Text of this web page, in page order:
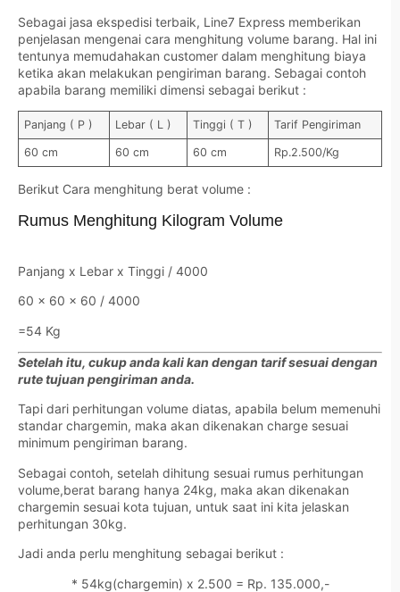
Sebagai jasa ekspedisi terbaik, Line7 Express memberikan
penjelasan mengenai cara menghitung volume barang. Hal ini
tentunya memudahakan customer dalam menghitung biaya
ketika akan melakukan pengiriman barang. Sebagai contoh
apabila barang memiliki dimensi sebagai berikut :
Panjang ( P ) Lebar ( L ) Tinggi ( T ) Tarif Pengiriman
60 cm 60 cm 60 cm Rp.2.500/Kg
Berikut Cara menghitung berat volume :
Rumus Menghitung Kilogram Volume
Panjang x Lebar x Tinggi / 4000
60 x 60 x 60 / 4000
=54 Kg
Setelah itu, cukup anda kali kan dengan tarif sesuai dengan
rute tujuan pengiriman anda.
Tapi dari perhitungan volume diatas, apabila belum memenuhi
standar chargemin, maka akan dikenakan charge sesuai
minimum pengiriman barang.
Sebagai contoh, setelah dihitung sesuai rumus perhitungan
volume,berat barang hanya 24kg, maka akan dikenakan
chargemin sesuai kota tujuan, untuk saat ini kita jelaskan
perhitungan 30kg.
Jadi anda perlu menghitung sebagai berikut :
* 54kg(chargemin) x 2.500 = Rp. 135.000,-